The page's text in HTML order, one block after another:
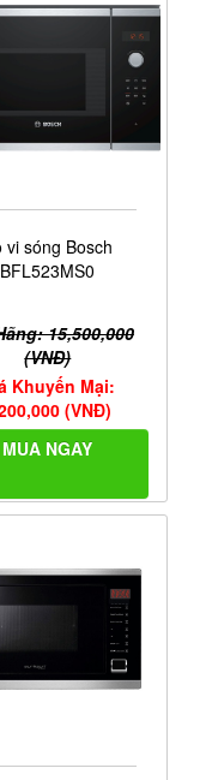
vi sóng Bosch
BFL523MS0
15,500,000
(VNĐ)
Khuyến Mại:
(VNĐ)
MUA NGAY